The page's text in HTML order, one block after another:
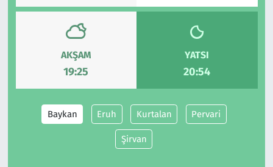
AKŞAM
19:25
YATSI
20:54
Baykan Eruh Kurtalan Pervari
Şirvan
Tekirdağ